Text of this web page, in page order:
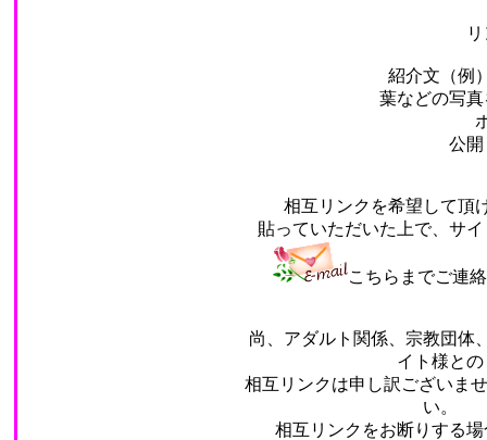
リンク先
紹介文（例） ：趣味で撮った
葉などの写真
ホームページ等のフリ
公開している
相互リンクを希望して頂ける方は、
貼っていただいた上で、サイト名、ＵＲ
こちらまでご連
尚、アダルト関係、宗教団体、ギャンブ
イト様との
相互リンクは申し訳ございませんが、お
い。
相互リンクをお断りする場合は、こち